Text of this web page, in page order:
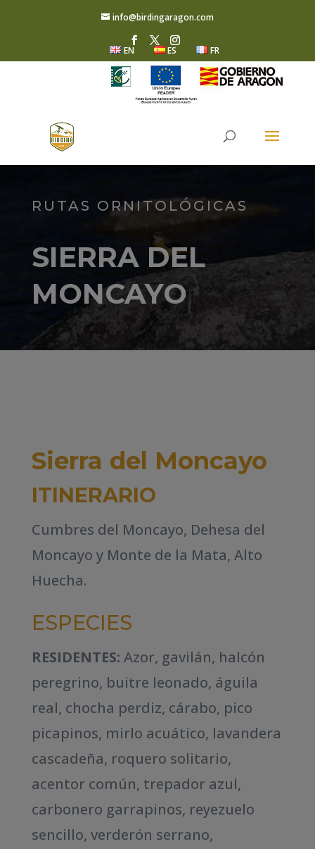
info@birdingaragon.com
EN ES FR
RUTAS ORNITOLÓGICAS
SIERRA DEL
MONCAYO
Sierra del Moncayo
ITINERARIO
Cumbres del Moncayo, Dehesa del
Moncayo y Monte de la Mata, Alto
Huecha.
ESPECIES
RESIDENTES: Azor, gavilán, halcón
peregrino, buitre leonado, águila
real, chocha perdiz, cárabo, pico
picapinos, mirlo acuático, lavandera
cascadeña, roquero solitario,
acentor común, trepador azul,
carbonero garrapinos, reyezuelo
sencillo, verderón serrano,